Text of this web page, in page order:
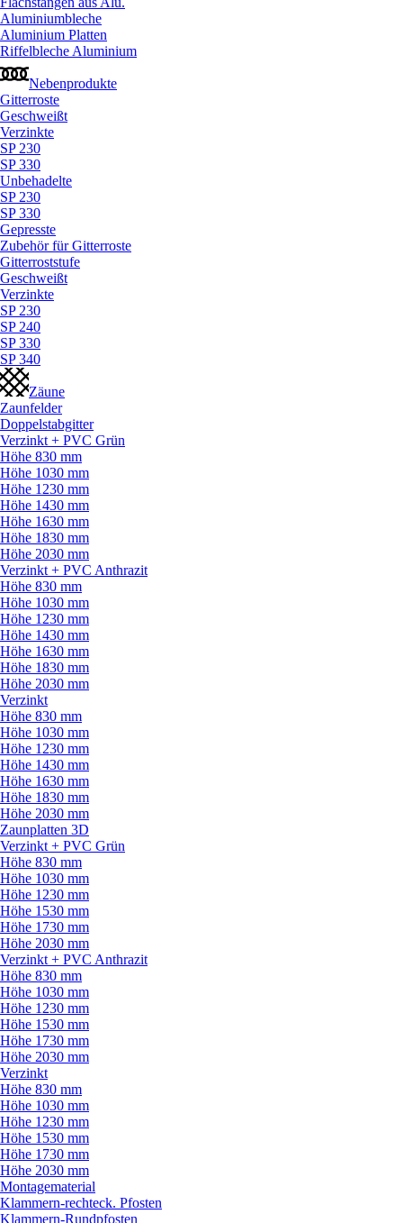
Aluminiumbleche
Aluminium Platten
Riffelbleche Aluminium
Nebenprodukte
Gitterroste
Geschweißt
Verzinkte
SP 230
SP 330
Unbehadelte
SP 230
SP 330
Gepresste
Zubehör für Gitterroste
Gitterroststufe
Geschweißt
Verzinkte
SP 230
SP 240
SP 330
SP 340
Zäune
Zaunfelder
Doppelstabgitter
Verzinkt + PVC Grün
Höhe 830 mm
Höhe 1030 mm
Höhe 1230 mm
Höhe 1430 mm
Höhe 1630 mm
Höhe 1830 mm
Höhe 2030 mm
Verzinkt + PVC Anthrazit
Höhe 830 mm
Höhe 1030 mm
Höhe 1230 mm
Höhe 1430 mm
Höhe 1630 mm
Höhe 1830 mm
Höhe 2030 mm
Verzinkt
Höhe 830 mm
Höhe 1030 mm
Höhe 1230 mm
Höhe 1430 mm
Höhe 1630 mm
Höhe 1830 mm
Höhe 2030 mm
Zaunplatten 3D
Verzinkt + PVC Grün
Höhe 830 mm
Höhe 1030 mm
Höhe 1230 mm
Höhe 1530 mm
Höhe 1730 mm
Höhe 2030 mm
Verzinkt + PVC Anthrazit
Höhe 830 mm
Höhe 1030 mm
Höhe 1230 mm
Höhe 1530 mm
Höhe 1730 mm
Höhe 2030 mm
Verzinkt
Höhe 830 mm
Höhe 1030 mm
Höhe 1230 mm
Höhe 1530 mm
Höhe 1730 mm
Höhe 2030 mm
Montagematerial
Klammern-rechteck. Pfosten
Klammern-Rundpfosten